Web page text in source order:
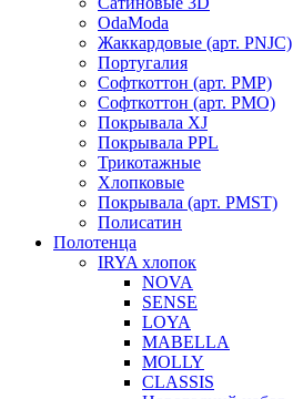
OdaModa
Жаккардовые (арт. PNJC)
Португалия
Софткоттон (арт. PMP)
Софткоттон (арт. PMO)
Покрывала XJ
Покрывала PPL
Трикотажные
Хлопковые
Покрывала (арт. PMST)
Полисатин
Полотенца
IRYA хлопок
NOVA
SENSE
LOYA
MABELLA
MOLLY
CLASSIS